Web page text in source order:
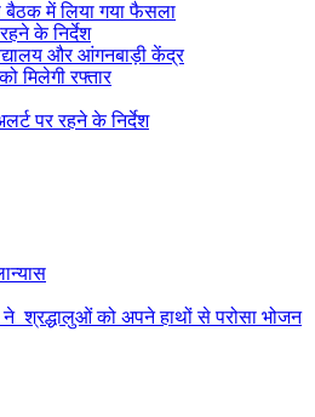
बैठक में लिया गया फैसला
के निर्देश
और आंगनबाड़ी केंद्र
मिलेगी रफ्तार
पर रहने के निर्देश
ने श्रद्धालुओं को अपने हाथों से परोसा भोजन